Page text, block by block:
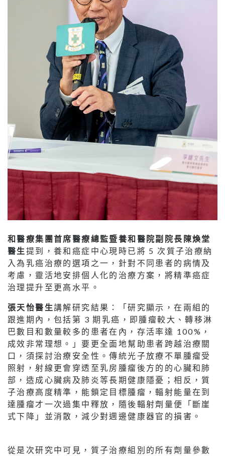
和醫療集團首席醫療總監暨養和醫院副院長陳煥堂
醫生 提到，養和癌症中心現時已將 5 次質子治療納
入為乳癌治療的選項之一，針對不同患者的病情及
考慮，靈活地安排個人化的治療方案，將精準癌症
治理提升至更高水平。
張天怡醫生講解研究結果：「研究顯示，在兩組的
跟進期內，包括第 3 期乳癌，即腫瘤較大、轉移淋
巴數目和數量較多的患者在內，存活率達 100%，
成效非常理想。」要更全面地幫助患者跨越治療關
口，須探討治療安全性。傳統光子放療不單腫瘤受
照射，射線更會穿透至乳房腫瘤後方的的心臟和肺
部，造成心臟病及肺炎等長期健康隱憂；相反，質
子治療高度精準，能鎖定目標腫瘤，輻射能量在到
達腫瘤才一次過集中釋放，隨後輻射劑量便「斷崖
式下降」並消散，減少對週邊健康器官的損害。
從是次研究中可見，質子治療組別的所有劑量參數